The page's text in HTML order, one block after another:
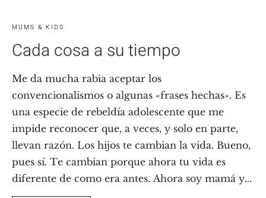
MUMS & KIDS
Cada cosa a su tiempo
Me da mucha rabia aceptar los
convencionalismos o algunas «frases hechas». Es
una especie de rebeldía adolescente que me
impide reconocer que, a veces, y solo en parte,
llevan razón. Los hijos te cambian la vida. Bueno,
pues sí. Te cambian porque ahora tu vida es
diferente de como era antes. Ahora soy mamá y...